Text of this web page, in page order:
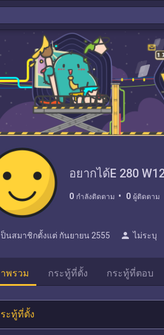
อยากได้E 280
0 กำลังติดตาม 0 ผู้ติดตาม
ป็นสมาชิกตั้งแต่ กันยายน 2555 person ไม่ระบุ
พรวม กระทู้ที่ตั้ง กระทู้ที่ตอบ
ะทู้ที่ตั้ง